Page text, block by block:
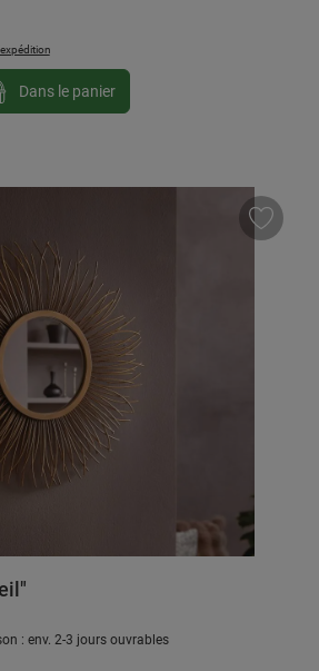
: Entrez la quantité
Dans le panier
: env. 2-3 jours ouvrables